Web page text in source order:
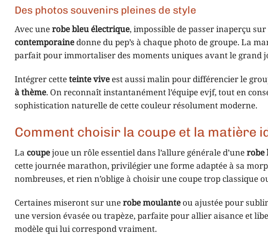
Des photos souvenirs pleines de style
Avec unerobe bleu électrique, impossible de passer inaperçu sur
contemporaine donne du pep’s à chaque photo de groupe. La
parfait pour immortaliser des moments uniques avant le grand
Intégrer cetteteinte vive est aussi malin pour différencier le
à thème. On reconnaît instantanément l’équipe evjf, tout en
sophistication naturelle de cette couleur résolument moderne.
Comment choisir la coupe et la matière
La coupejoue un rôle essentiel dans l’allure générale d’unerobe
cette journée marathon, privilégier une forme adaptée à sa
nombreuses, et rien n’oblige à choisir une coupe trop classique
Certaines miseront sur unerobe moulante ou ajustée pour
une version évasée ou trapèze, parfaite pour allier aisance et
modèle qui lui correspond vraiment.